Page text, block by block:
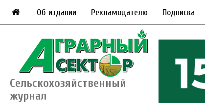
Об издании Рекламодателю Подписка
Сельскохозяйственный
журнал